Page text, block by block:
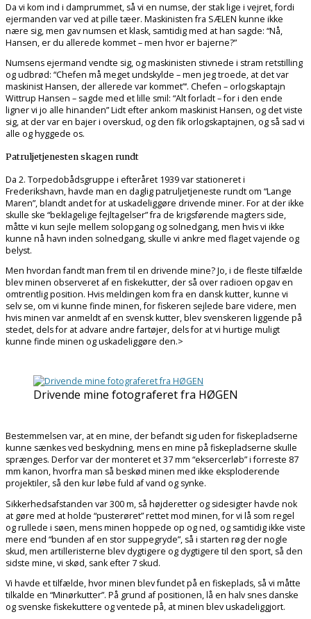
Da vi kom ind i damprummet, så vi en numse, der stak lige i vejret, fordi
ejermanden var ved at pille tæer. Maskinisten fra SÆLEN kunne ikke
nære sig, men gav numsen et klask, samtidig med at han sagde: “Nå,
Hansen, er du allerede kommet – men hvor er bajerne?”
Numsens ejermand vendte sig, og maskinisten stivnede i stram retstilling
og udbrød: “Chefen må meget undskylde – men jeg troede, at det var
maskinist Hansen, der allerede var kommet”‘. Chefen – orlogskaptajn
Wittrup Hansen – sagde med et lille smil: “Alt forladt – for i den ende
ligner vi jo alle hinanden” Lidt efter ankom maskinist Hansen, og det viste
sig, at der var en bajer i overskud, og den fik orlogskaptajnen, og så sad vi
alle og hyggede os.
Patruljetjenesten skagen rundt
Da 2. Torpedobådsgruppe i efteråret 1939 var stationeret i
Frederikshavn, havde man en daglig patruljetjeneste rundt om “Lange
Maren”, blandt andet for at uskadeliggøre drivende miner. For at der ikke
skulle ske “beklagelige fejltagelser” fra de krigsførende magters side,
måtte vi kun sejle mellem solopgang og solnedgang, men hvis vi ikke
kunne nå havn inden solnedgang, skulle vi ankre med flaget vajende og
belyst.
Men hvordan fandt man frem til en drivende mine? Jo, i de fleste tilfælde
blev minen observeret af en fiskekutter, der så over radioen opgav en
omtrentlig position. Hvis meldingen kom fra en dansk kutter, kunne vi
selv se, om vi kunne finde minen, for fiskeren sejlede bare videre, men
hvis minen var anmeldt af en svensk kutter, blev svenskeren liggende på
stedet, dels for at advare andre fartøjer, dels for at vi hurtige muligt
kunne finde minen og uskadeliggøre den.>
Drivende mine fotograferet fra HØGEN
Bestemmelsen var, at en mine, der befandt sig uden for fiskepladserne
kunne sænkes ved beskydning, mens en mine på fiskepladserne skulle
sprænges. Derfor var der monteret et 37 mm “eksercerløb” i forreste 87
mm kanon, hvorfra man så beskød minen med ikke eksploderende
projektiler, så den kur løbe fuld af vand og synke.
Sikkerhedsafstanden var 300 m, så højderetter og sidesigter havde nok
at gøre med at holde “pusterøret” rettet mod minen, for vi lå som regel
og rullede i søen, mens minen hoppede op og ned, og samtidig ikke viste
mere end “bunden af en stor suppegryde”, så i starten røg der nogle
skud, men artilleristerne blev dygtigere og dygtigere til den sport, så den
sidste mine, vi skød, sank efter 7 skud.
Vi havde et tilfælde, hvor minen blev fundet på en fiskeplads, så vi måtte
tilkalde en “Minørkutter”. På grund af positionen, lå en halv snes danske
og svenske fiskekuttere og ventede på, at minen blev uskadeliggjort.